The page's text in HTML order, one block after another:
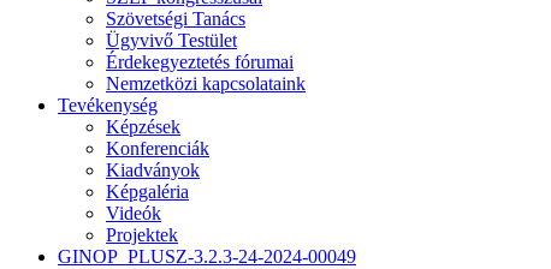
Szövetségi Tanács
Ügyvivő Testület
Érdekegyeztetés fórumai
Nemzetközi kapcsolataink
Tevékenység
Képzések
Konferenciák
Kiadványok
Képgaléria
Videók
Projektek
GINOP_PLUSZ-3.2.3-24-2024-00049